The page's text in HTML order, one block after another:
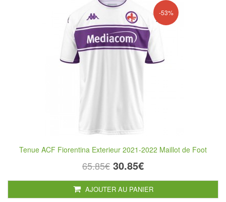
-53%
Tenue ACF Fiorentina Exterieur 2021-2022 Maillot de Foot
65.85€ 30.85€
AJOUTER AU PANIER